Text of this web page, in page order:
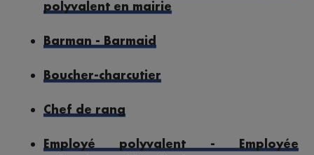
polyvalent en mairie
Barman - Barmaid
Boucher-charcutier
Chef de rang
Employé polyvalent - Employée